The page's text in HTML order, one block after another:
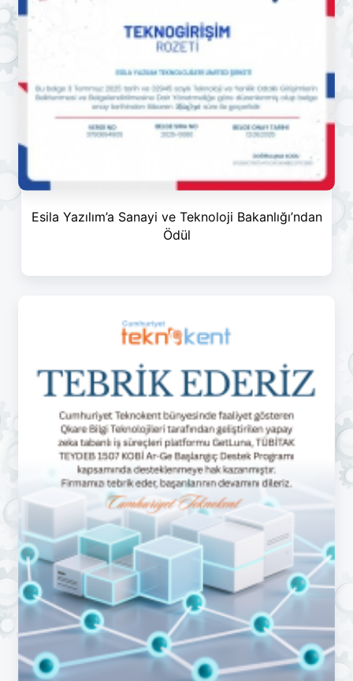
Esila Yazılım’a Sanayi ve Teknoloji Bakanlığı’ndan
Ödül